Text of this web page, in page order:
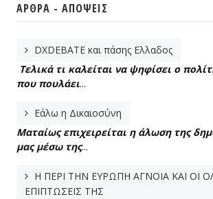
ΆΡΘΡΑ - ΑΠΌΨΕΙΣ
DXDEBATE και πάσης Ελλαδος
Τελικά τι καλείται να ψηφίσει ο
που πουλάει...
Εάλω η Δικαιοσύνη
Ματαίως επιχειρείται η άλωση της
μας μέσω της...
Η ΠΕΡΙ ΤΗΝ ΕΥΡΩΠΗ ΑΓΝΟΙΑ ΚΑΙ ΟΙ
ΕΠΙΠΤΩΣΕΙΣ ΤΗΣ